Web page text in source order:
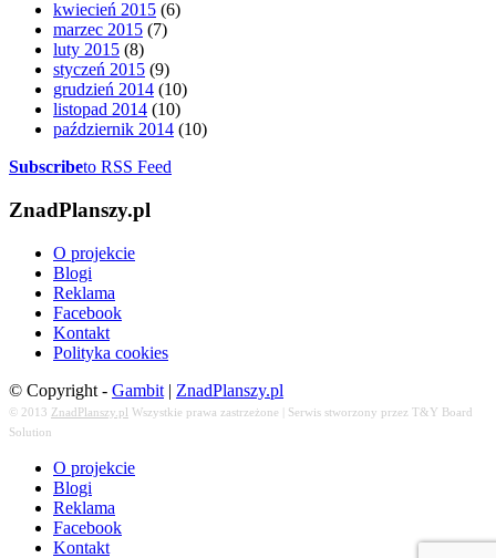
kwiecień 2015 (6)
marzec 2015 (7)
luty 2015 (8)
styczeń 2015 (9)
grudzień 2014 (10)
listopad 2014 (10)
październik 2014 (10)
Subscribeto RSS Feed
ZnadPlanszy.pl
O projekcie
Blogi
Reklama
Facebook
Kontakt
Polityka cookies
© Copyright - Gambit | ZnadPlanszy.pl
© 2013 ZnadPlanszy.pl Wszystkie prawa zastrzeżone | Serwis stworzony przez T&Y Board
Solution
O projekcie
Blogi
Reklama
Facebook
Kontakt